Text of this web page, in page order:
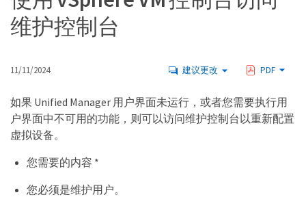
维护控制台
11/11/2024 建议更改 PDF
如果 Unified Manager 用户界面未运行，或者您需要执行用
户界面中不可用的功能，则可以访问维护控制台以重新配置
虚拟设备。
您需要的内容 *
您必须是维护用户。